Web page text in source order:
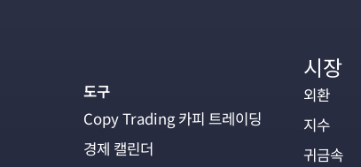
도구
Copy Trading 카피 트레이딩
경제 캘린더
시장
외환
지수
귀금속